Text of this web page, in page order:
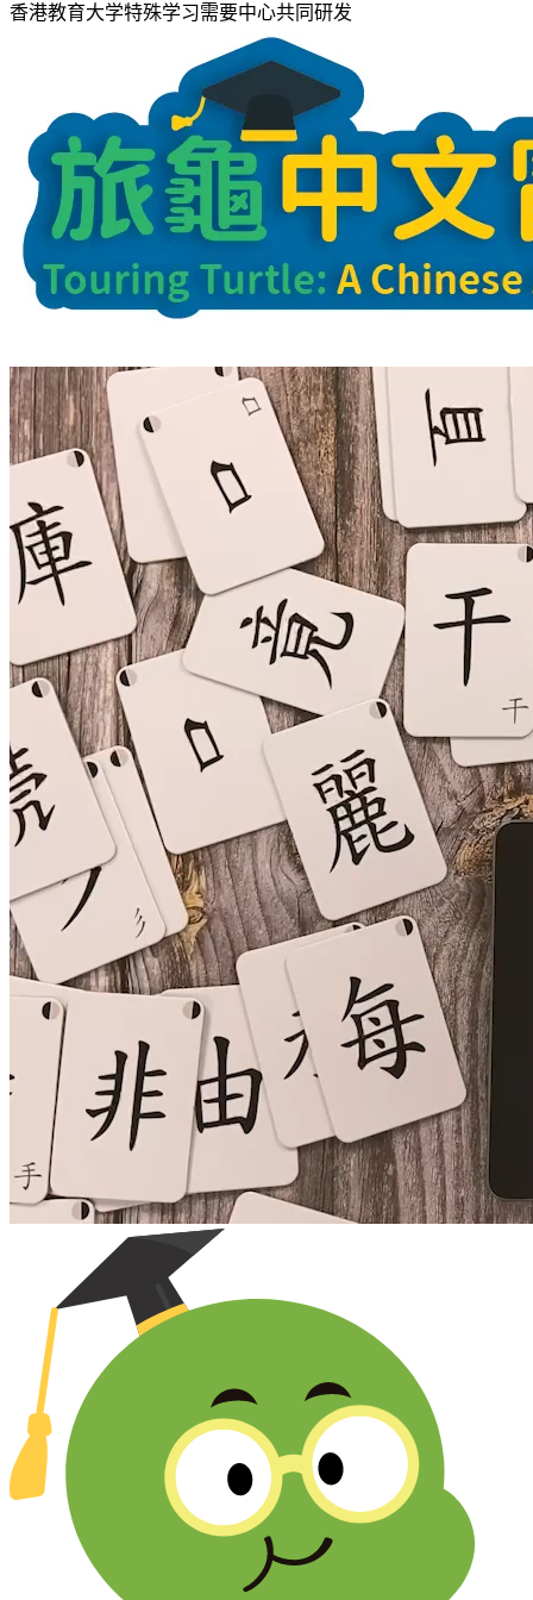
香港教育大学特殊学习需要中心共同研发